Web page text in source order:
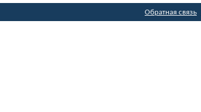
Обратная связь